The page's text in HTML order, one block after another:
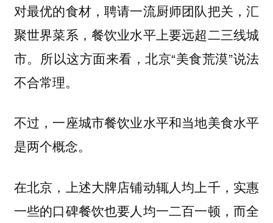
对最优的食材，聘请一流厨师团队把关 ，汇
聚世界菜系，餐饮业水平上要远超二三线城
市。所以这方面来看，北京“美食荒漠”说法
不合常理。
不过，一座城市餐饮业水平和当地美食水平
是两个概念。
在北京，上述大牌店铺动辄人均上千，实惠
一些的口碑餐饮也要人均一二百一顿，而全